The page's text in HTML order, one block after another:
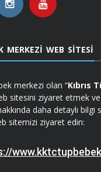
MERKEZI WEB SITESI
merkezi olan “Kıbrıs
sitesini ziyaret etmek
daha detaylı bilgi
sitemizi ziyaret edin: